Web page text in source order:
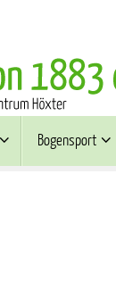
Bogensport